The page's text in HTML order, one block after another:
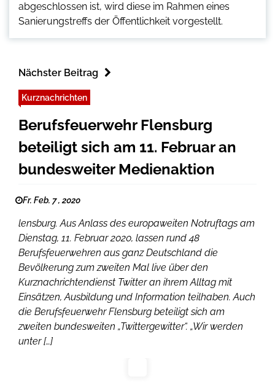
abgeschlossen ist, wird diese im Rahmen eines
Sanierungstreffs der Öffentlichkeit vorgestellt.
Nächster Beitrag
Kurznachrichten
Berufsfeuerwehr Flensburg
beteiligt sich am 11. Februar an
bundesweiter Medienaktion
Fr. Feb. 7 , 2020
lensburg. Aus Anlass des europaweiten Notruftags am
Dienstag, 11. Februar 2020, lassen rund 48
Berufsfeuerwehren aus ganz Deutschland die
Bevölkerung zum zweiten Mal live über den
Kurznachrichtendienst Twitter an ihrem Alltag mit
Einsätzen, Ausbildung und Information teilhaben. Auch
die Berufsfeuerwehr Flensburg beteiligt sich am
zweiten bundesweiten „Twittergewitter“. „Wir werden
unter […]